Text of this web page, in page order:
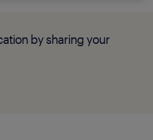
by sharing your